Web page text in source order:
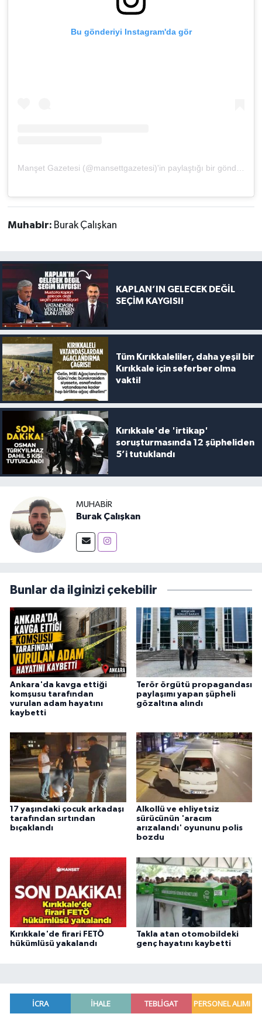
Bu gönderiyi Instagram'da gör
Muhabir: Burak Çalışkan
KAPLAN’IN GELECEK DEĞİL
SEÇİM KAYGISI!
Tüm Kırıkkaleliler, daha yeşil bir
Kırıkkale için seferber olma
vakti!
Kırıkkale'de 'irtikap'
soruşturmasında 12 şüpheliden
5’i tutuklandı
MUHABIR
Burak Çalışkan
Bunlar da ilginizi çekebilir
Ankara'da kavga ettiği
komşusu tarafından
vurulan adam hayatını
kaybetti
Terör örgütü propagandası
paylaşımı yapan şüpheli
gözaltına alındı
17 yaşındaki çocuk arkadaşı
tarafından sırtından
bıçaklandı
Alkollü ve ehliyetsiz
sürücünün 'aracım
arızalandı' oyununu polis
bozdu
Kırıkkale'de firari FETÖ
hükümlüsü yakalandı
Takla atan otomobildeki
genç hayatını kaybetti